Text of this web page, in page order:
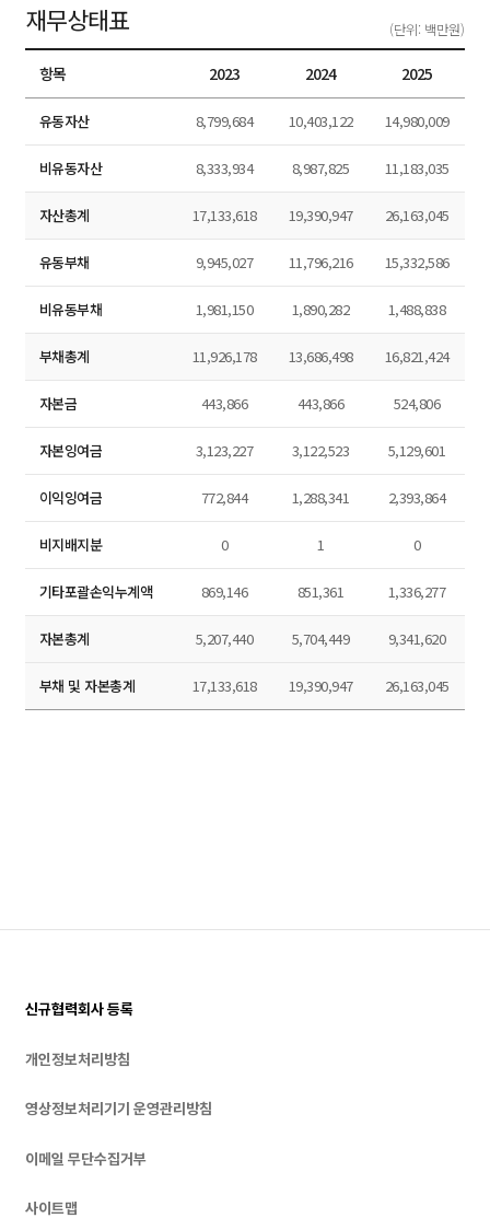
신규협력회사 등록
개인정보처리방침
영상정보처리기기 운영관리방침
이메일 무단수집거부
사이트맵